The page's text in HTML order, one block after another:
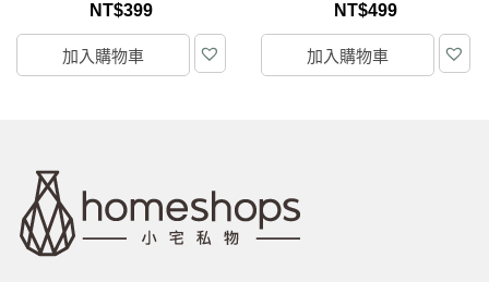
NT$499
加入購物車
NT$599
加入購物車